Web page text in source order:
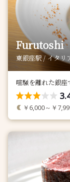
Furutoshi
東銀座駅 / イタリ
喧騒を離れた銀
￥6,000～￥